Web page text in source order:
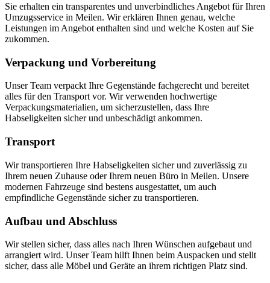
Sie erhalten ein transparentes und unverbindliches Angebot für Ihren
Umzugsservice in Meilen. Wir erklären Ihnen genau, welche
Leistungen im Angebot enthalten sind und welche Kosten auf Sie
zukommen.
Verpackung und Vorbereitung
Unser Team verpackt Ihre Gegenstände fachgerecht und bereitet
alles für den Transport vor. Wir verwenden hochwertige
Verpackungsmaterialien, um sicherzustellen, dass Ihre
Habseligkeiten sicher und unbeschädigt ankommen.
Transport
Wir transportieren Ihre Habseligkeiten sicher und zuverlässig zu
Ihrem neuen Zuhause oder Ihrem neuen Büro in Meilen. Unsere
modernen Fahrzeuge sind bestens ausgestattet, um auch
empfindliche Gegenstände sicher zu transportieren.
Aufbau und Abschluss
Wir stellen sicher, dass alles nach Ihren Wünschen aufgebaut und
arrangiert wird. Unser Team hilft Ihnen beim Auspacken und stellt
sicher, dass alle Möbel und Geräte an ihrem richtigen Platz sind.